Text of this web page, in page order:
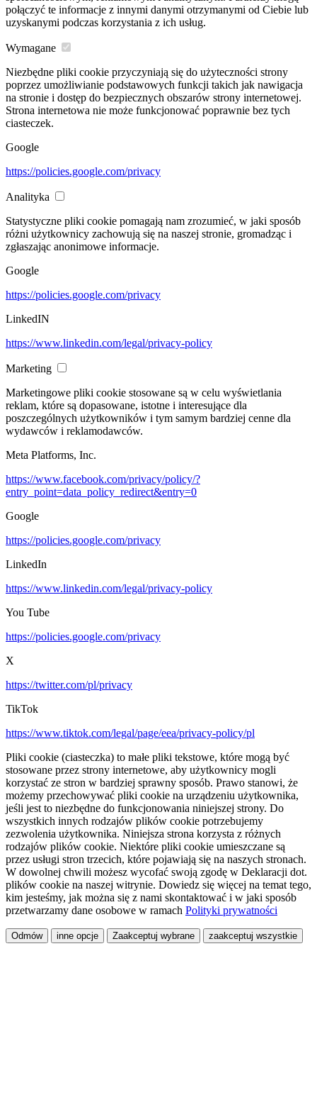
połączyć te informacje z innymi danymi otrzymanymi od Ciebie lub
uzyskanymi podczas korzystania z ich usług.
Wymagane
Niezbędne pliki cookie przyczyniają się do użyteczności strony
poprzez umożliwianie podstawowych funkcji takich jak nawigacja
na stronie i dostęp do bezpiecznych obszarów strony internetowej.
Strona internetowa nie może funkcjonować poprawnie bez tych
ciasteczek.
Google
https://policies.google.com/privacy
Analityka
Statystyczne pliki cookie pomagają nam zrozumieć, w jaki sposób
różni użytkownicy zachowują się na naszej stronie, gromadząc i
zgłaszając anonimowe informacje.
Google
https://policies.google.com/privacy
LinkedIN
https://www.linkedin.com/legal/privacy-policy
Marketing
Marketingowe pliki cookie stosowane są w celu wyświetlania
reklam, które są dopasowane, istotne i interesujące dla
poszczególnych użytkowników i tym samym bardziej cenne dla
wydawców i reklamodawców.
Meta Platforms, Inc.
https://www.facebook.com/privacy/policy/?
entry_point=data_policy_redirect&entry=0
Google
https://policies.google.com/privacy
LinkedIn
https://www.linkedin.com/legal/privacy-policy
You Tube
https://policies.google.com/privacy
X
https://twitter.com/pl/privacy
TikTok
https://www.tiktok.com/legal/page/eea/privacy-policy/pl
Pliki cookie (ciasteczka) to małe pliki tekstowe, które mogą być
stosowane przez strony internetowe, aby użytkownicy mogli
korzystać ze stron w bardziej sprawny sposób. Prawo stanowi, że
możemy przechowywać pliki cookie na urządzeniu użytkownika,
jeśli jest to niezbędne do funkcjonowania niniejszej strony. Do
wszystkich innych rodzajów plików cookie potrzebujemy
zezwolenia użytkownika. Niniejsza strona korzysta z różnych
rodzajów plików cookie. Niektóre pliki cookie umieszczane są
przez usługi stron trzecich, które pojawiają się na naszych stronach.
W dowolnej chwili możesz wycofać swoją zgodę w Deklaracji dot.
plików cookie na naszej witrynie. Dowiedz się więcej na temat tego,
kim jesteśmy, jak można się z nami skontaktować i w jaki sposób
przetwarzamy dane osobowe w ramach Polityki prywatności
Odmów inne opcje Zaakceptuj wybrane zaakceptuj wszystkie